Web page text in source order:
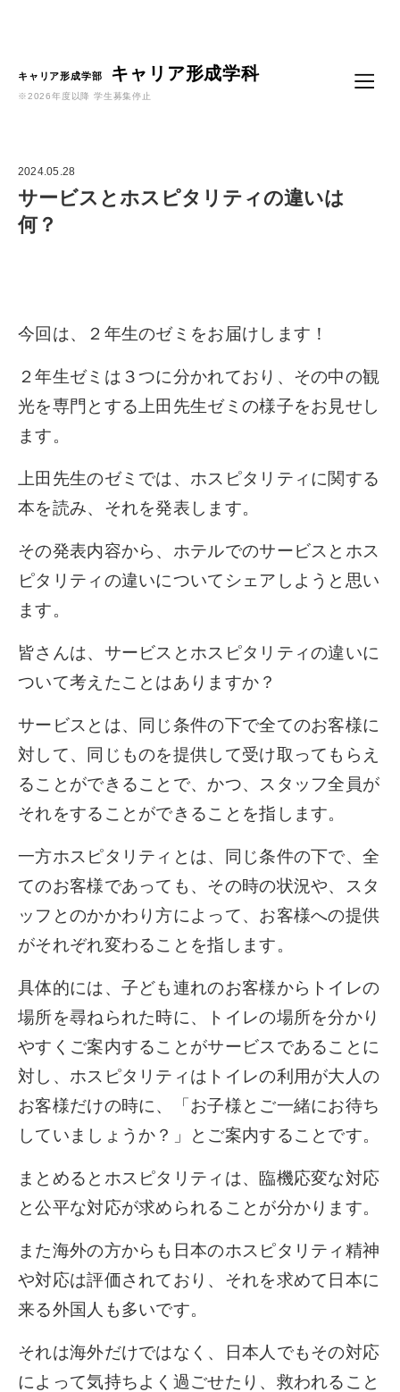
キャリア形成学部 キャリア形成学科
※2026年度以降 学生募集停止
2024.05.28
サービスとホスピタリティの違いは
何？
今回は、２年生のゼミをお届けします！
２年生ゼミは３つに分かれており、その中の観
光を専門とする上田先生ゼミの様子をお見せし
ます。
上田先生のゼミでは、ホスピタリティに関する
本を読み、それを発表します。
その発表内容から、ホテルでのサービスとホス
ピタリティの違いについてシェアしようと思い
ます。
皆さんは、サービスとホスピタリティの違いに
ついて考えたことはありますか？
サービスとは、同じ条件の下で全てのお客様に
対して、同じものを提供して受け取ってもらえ
ることができることで、かつ、スタッフ全員が
それをすることができることを指します。
一方ホスピタリティとは、同じ条件の下で、全
てのお客様であっても、その時の状況や、スタ
ッフとのかかわり方によって、お客様への提供
がそれぞれ変わることを指します。
具体的には、子ども連れのお客様からトイレの
場所を尋ねられた時に、トイレの場所を分かり
やすくご案内することがサービスであることに
対し、ホスピタリティはトイレの利用が大人の
お客様だけの時に、「お子様とご一緒にお待ち
していましょうか？」とご案内することです。
まとめるとホスピタリティは、臨機応変な対応
と公平な対応が求められることが分かります。
また海外の方からも日本のホスピタリティ精神
や対応は評価されており、それを求めて日本に
来る外国人も多いです。
それは海外だけではなく、日本人でもその対応
によって気持ちよく過ごせたり、救われること